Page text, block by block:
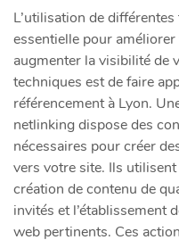
L’utilisation de
essentielle pour
augmenter la visibilité de
techniques est de faire
référencement à Lyon.
netlinking dispose des
nécessaires pour créer
vers votre site. Ils
création de contenu de
invités et l’établissement
web pertinents. Ces